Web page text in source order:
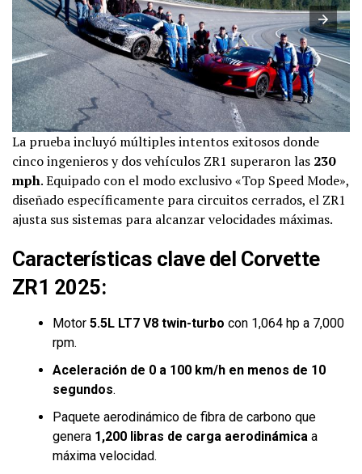
La prueba incluyó múltiples intentos exitosos donde
cinco ingenieros y dos vehículos ZR1 superaron las 230
mph. Equipado con el modo exclusivo «Top Speed Mode»,
diseñado específicamente para circuitos cerrados, el ZR1
ajusta sus sistemas para alcanzar velocidades máximas.
Características clave del Corvette
ZR1 2025:
Motor 5.5L LT7 V8 twin-turbo con 1,064 hp a 7,000
rpm.
Aceleración de 0 a 100 km/h en menos de 10
segundos.
Paquete aerodinámico de fibra de carbono que
genera 1,200 libras de carga aerodinámica a
máxima velocidad.